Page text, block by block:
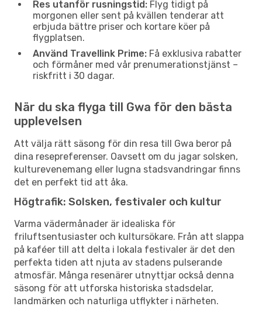
Res utanför rusningstid: Flyg tidigt på
morgonen eller sent på kvällen tenderar att
erbjuda bättre priser och kortare köer på
flygplatsen.
Använd Travellink Prime: Få exklusiva rabatter
och förmåner med vår prenumerationstjänst –
riskfritt i 30 dagar.
När du ska flyga till Gwa för den bästa
upplevelsen
Att välja rätt säsong för din resa till Gwa beror på
dina resepreferenser. Oavsett om du jagar solsken,
kulturevenemang eller lugna stadsvandringar finns
det en perfekt tid att åka.
Högtrafik: Solsken, festivaler och kultur
Varma vädermånader är idealiska för
friluftsentusiaster och kultursökare. Från att slappa
på kaféer till att delta i lokala festivaler är det den
perfekta tiden att njuta av stadens pulserande
atmosfär. Många resenärer utnyttjar också denna
säsong för att utforska historiska stadsdelar,
landmärken och naturliga utflykter i närheten.